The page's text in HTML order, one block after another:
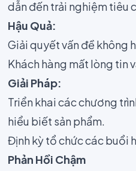
dẫn đến trải nghiệm tiêu
Hậu Quả:
Giải quyết vấn đề không
Khách hàng mất lòng tin
Giải Pháp:
Triển khai các chương
hiểu biết sản phẩm.
Định kỳ tổ chức các buổi
Phản Hồi Chậm